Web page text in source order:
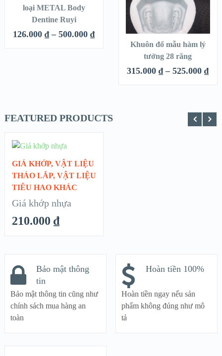
HẾT
HÀNG
VIEW DETAILS
loại METAL Body
Dentine Ruyi
126.000₫ – 500.000₫
VIEW DETAILS
CHỌN
Khuôn đổ mẫu hàm lý
tưởng 28 răng
315.000₫ – 525.000₫
FEATURED PRODUCTS
QUICK LOOK
VIEW DETAILS
CHỌN
GIÁ KHỚP, VẬT LIỆU
THÁO LẮP, VẬT LIỆU
TIÊU HAO KHÁC
Giá khớp nhựa
210.000 ₫
Bảo mật thông
tin
Bảo mật thông tin cũng như
chính sách mua hàng an
toàn
Hoàn tiền 100%
Hoàn tiền ngay nếu sản
phẩm không đúng như mô
tả